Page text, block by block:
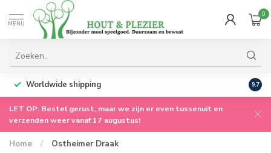
MENU
0
Worldwide shipping 9.7
LET OP: Bestel gerust, maar we zijn er even tussenuit en
verzenden weer vanaf 17 augustus!
Home / Ostheimer Draak